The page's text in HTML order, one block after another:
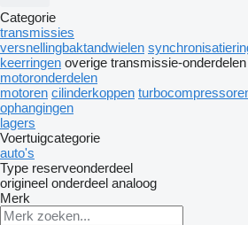
Categorie
transmissies
versnellingbaktandwielen
keerringen overige transmissie-onderdelen
motoronderdelen
motoren cilinderkoppen
ophangingen
lagers
Voertuigcategorie
auto's
Type reserveonderdeel
origineel onderdeel analoog
Merk